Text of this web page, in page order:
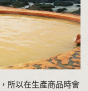
所以在生產商品時會